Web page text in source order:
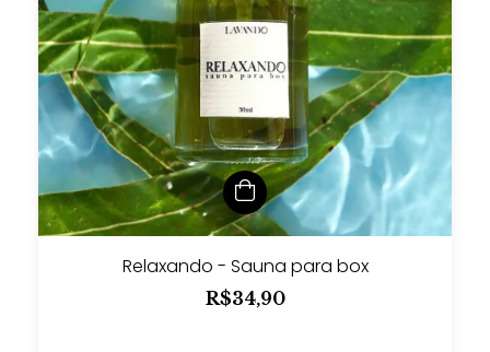
Relaxando - Sauna para box
R$34,90